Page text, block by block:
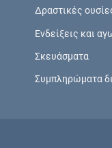
Δραστικές
Ενδείξεις και
Σκευάσματα
Συμπληρώματα